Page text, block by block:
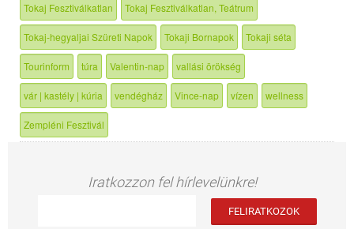
Tokaj Fesztiválkatlan Tokaj Fesztiválkatlan, Teátrum
Tokaj-hegyaljai Szüreti Napok Tokaji Bornapok Tokaji séta
Tourinform túra Valentin-nap vallási örökség
vár | kastély | kúria vendégház Vince-nap vízen wellness
Zempléni Fesztivál
Iratkozzon fel hírlevelünkre!